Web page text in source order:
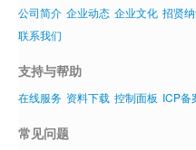
公司简介 企业动态 企业文化 招贤
联系我们
支持与帮助
在线服务 资料下载 控制面板 ICP备
常见问题